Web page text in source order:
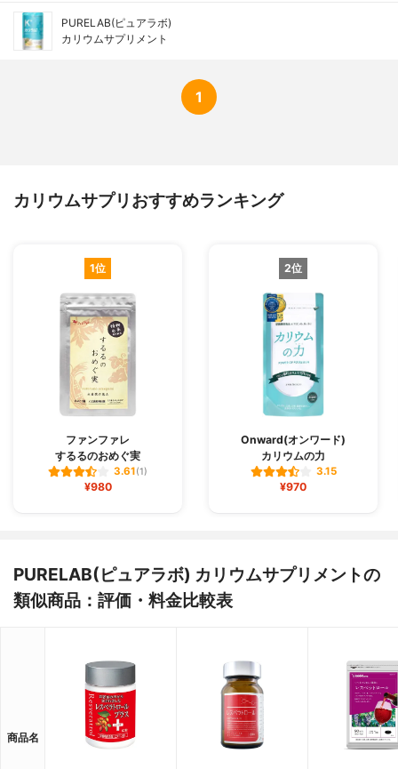
PURELAB(ピュアラボ)
カリウムサプリメント
1
カリウムサプリおすすめランキング
1位
ファンファレ
するるのおめぐ実
3.61(1)
¥980
2位
Onward(オンワード)
カリウムの力
3.15
¥970
PURELAB(ピュアラボ) カリウムサプリメントの
類似商品：評価・料金比較表
商品名